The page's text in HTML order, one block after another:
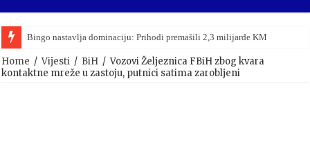
Bingo nastavlja dominaciju: Prihodi premašili 2,3 milijarde KM
Home / Vijesti / BiH / Vozovi Željeznica FBiH zbog kvara
kontaktne mreže u zastoju, putnici satima zarobljeni